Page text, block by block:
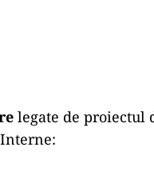
legate de proiectul